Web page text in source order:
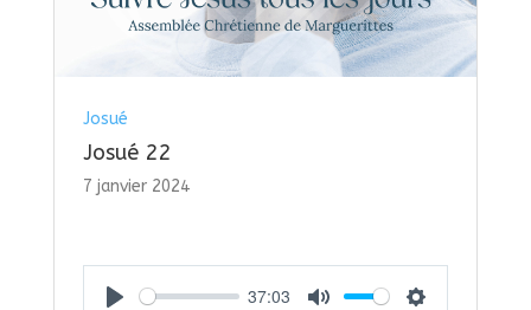
Josué
Josué 22
7 janvier 2024
37:03